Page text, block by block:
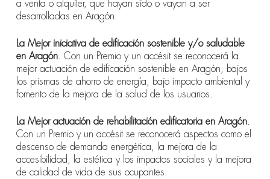
a venta o alquiler, que hayan sido o vayan a ser
desarrolladas en Aragón.
La Mejor iniciativa de edificación sostenible y/o saludable
en Aragón. Con un Premio y un accésit se reconocerá la
mejor actuación de edificación sostenible en Aragón, bajos
los prismas de ahorro de energía, bajo impacto ambiental y
fomento de la mejora de la salud de los usuarios.
La Mejor actuación de rehabilitación edificatoria en Aragón.
Con un Premio y un accésit se reconocerá aspectos como el
descenso de demanda energética, la mejora de la
accesibilidad, la estética y los impactos sociales y la mejora
de calidad de vida de sus ocupantes.